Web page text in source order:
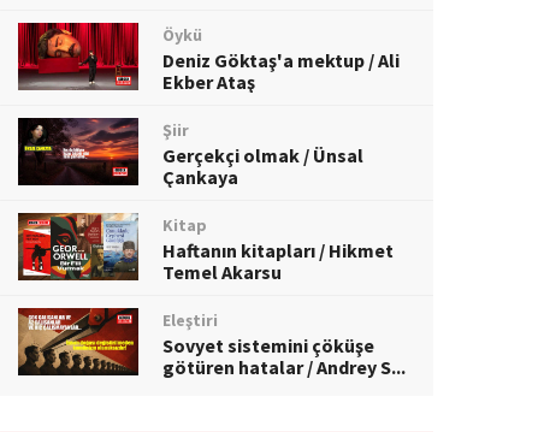
Öykü
Deniz Göktaş'a mektup / Ali
Ekber Ataş
Şiir
Gerçekçi olmak / Ünsal
Çankaya
Kitap
Haftanın kitapları / Hikmet
Temel Akarsu
Eleştiri
Sovyet sistemini çöküşe
götüren hatalar / Andrey S...